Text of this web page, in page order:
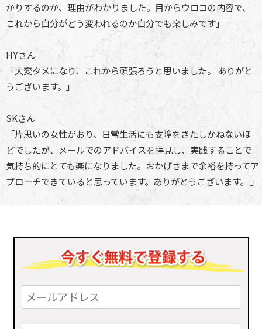
かりするのか、理由がわかりました。目からウロコの内容で、
これから自分がどう変われるのか自分でも楽しみです」
HYさん
「大変タメになり、これから頑張ろうと思いました。 ありがと
うございます。」
SKさん
「片思いの女性がおり、日常生活にも支障をきたしかねないほ
どでしたが、メールでのアドバイスを拝見し、実践することで
気持ち的にとても楽になりました。おかげさまで余裕を持ってア
プローチできていると思っています。ありがとうございます。 」